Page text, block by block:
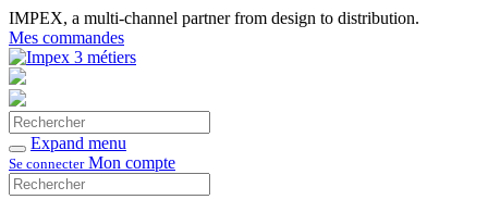
IMPEX, a multi-channel partner from design to distribution.
Mes commandes
Rechercher
Valider
Expand menu
Se connecter Mon compte
Rechercher